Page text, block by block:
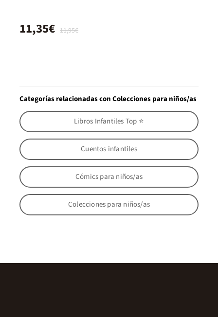
11,95€
11,35€
Categorías relacionadas con Colecciones para niños/as
Libros Infantiles Top ⭐
Cuentos infantiles
Cómics para niños/as
Colecciones para niños/as